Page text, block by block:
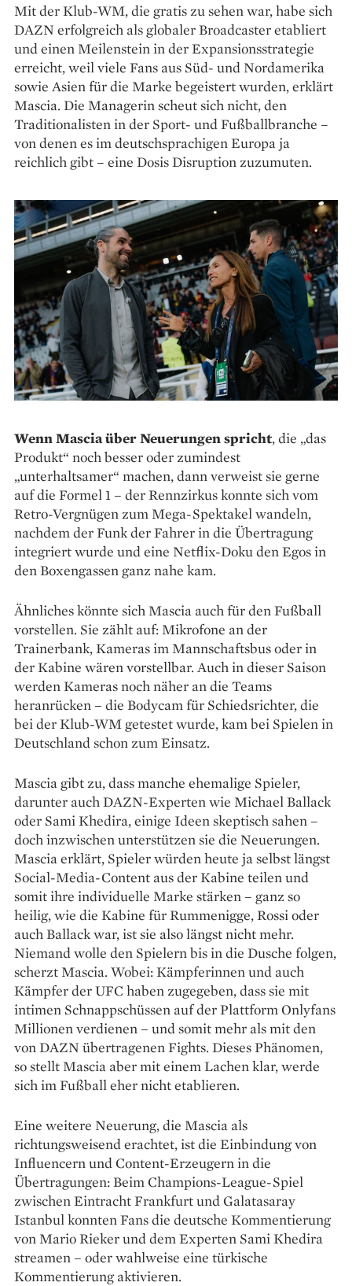
Mit der Klub-WM, die gratis zu sehen war, habe sich
DAZN erfolgreich als globaler Broadcaster etabliert
und einen Meilenstein in der Expansionsstrategie
erreicht, weil viele Fans aus Süd- und Nordamerika
sowie Asien für die Marke begeistert wurden, erklärt
Mascia. Die Managerin scheut sich nicht, den
Traditionalisten in der Sport- und Fußballbranche –
von denen es im deutschsprachigen Europa ja
reichlich gibt – eine Dosis Disruption zuzumuten.
Wenn Mascia über Neuerungen spricht, die „das
Produkt“ noch besser oder zumindest
„unterhaltsamer“ machen, dann verweist sie gerne
auf die Formel 1 – der Rennzirkus konnte sich vom
Retro-Vergnügen zum Mega-Spektakel wandeln,
nachdem der Funk der Fahrer in die Übertragung
integriert wurde und eine Netflix-Doku den Egos in
den Boxengassen ganz nahe kam.
Ähnliches könnte sich Mascia auch für den Fußball
vorstellen. Sie zählt auf: Mikrofone an der
Trainerbank, Kameras im Mannschaftsbus oder in
der Kabine wären vorstellbar. Auch in dieser Saison
werden Kameras noch näher an die Teams
heranrücken – die Bodycam für Schiedsrichter, die
bei der Klub-WM getestet wurde, kam bei Spielen in
Deutschland schon zum Einsatz.
Mascia gibt zu, dass manche ehemalige Spieler,
darunter auch DAZN-Experten wie Michael Ballack
oder Sami Khedira, einige Ideen skeptisch sahen –
doch inzwischen unterstützen sie die Neuerungen.
Mascia erklärt, Spieler würden heute ja selbst längst
Social-­Media-Content aus der Kabine teilen und
somit ihre individuelle Marke stärken – ganz so
heilig, wie die Kabine für Rummenigge, Rossi oder
auch Ballack war, ist sie also längst nicht mehr.
Niemand wolle den Spielern bis in die Dusche folgen,
scherzt Mascia. Wobei: Kämpferinnen und auch
Kämpfer der UFC haben zugegeben, dass sie mit
intimen Schnappschüssen auf der Plattform Onlyfans
Millionen verdienen – und somit mehr als mit den
von DAZN übertragenen Fights. Dieses Phänomen,
so stellt Mascia aber mit einem Lachen klar, werde
sich im Fußball eher nicht etablieren.
Eine weitere Neuerung, die Mascia als
richtungsweisend erachtet, ist die Einbindung von
Influencern und Content-Erzeugern in die
Übertragungen: Beim Champions-League-Spiel
zwischen Eintracht Frankfurt und Galatasaray
Istanbul konnten Fans die deutsche Kommentierung
von Mario Rieker und dem Experten Sami Khedira
streamen – oder wahlweise eine tür­kische
Kommentierung aktivieren.